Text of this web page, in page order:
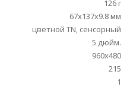
126 г
67x137x9.8 мм
цветной TN, сенсорный
5 дюйм.
960x480
215
1